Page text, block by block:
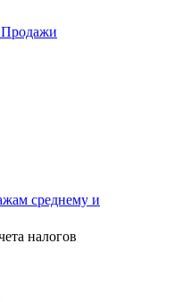
Продажи
среднему и
налогов